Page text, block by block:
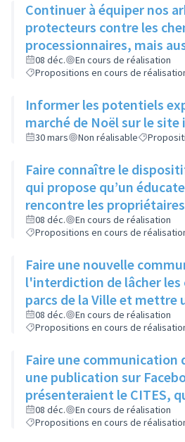
Continuer à équiper nos
protecteurs contre les
processionnaires, mais
communication sur leur
importance et l’intérêt
toucher
08 déc.
En cours de réalisation
Propositions en cours de
Informer les potentiels
marché de Noël sur le
30 mars Non réalisable
Faire connaître le
qui propose qu’un
rencontre les
moins d’un an pour leur
principaux signaux, via un
Rilliard et/ou le Facebook
08 déc.
En cours de réalisation
Propositions en cours de
Faire une nouvelle
l'interdiction de lâcher les
parcs de la Ville et mettre
mentionnant l'arrêté
chaque parc
08 déc.
En cours de réalisation
Propositions en cours de
Faire une communication
une publication sur
présenteraient le CITES,
des animaux dangereux
donneraient le lien pour y
08 déc.
En cours de réalisation
Propositions en cours de